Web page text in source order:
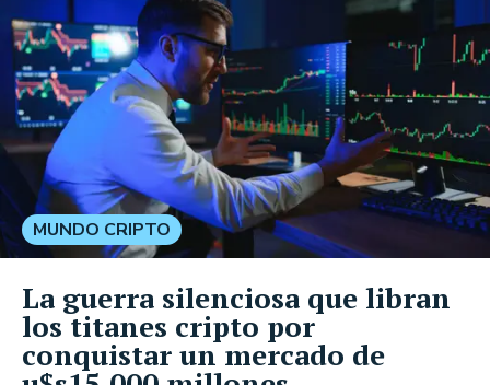
MUNDO CRIPTO
La guerra silenciosa que libran
los titanes cripto por
conquistar un mercado de